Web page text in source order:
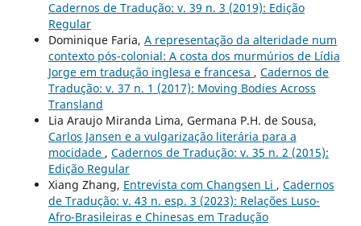
Cadernos de Tradução: v. 39 n. 3 (2019): Edição
Regular
Dominique Faria, A representação da alteridade num
contexto pós-colonial: A costa dos murmúrios de Lídia
Jorge em tradução inglesa e francesa , Cadernos de
Tradução: v. 37 n. 1 (2017): Moving Bodies Across
Transland
Lia Araujo Miranda Lima, Germana P.H. de Sousa,
Carlos Jansen e a vulgarização literária para a
mocidade , Cadernos de Tradução: v. 35 n. 2 (2015):
Edição Regular
Xiang Zhang, Entrevista com Changsen Li , Cadernos
de Tradução: v. 43 n. esp. 3 (2023): Relações Luso-
Afro-Brasileiras e Chinesas em Tradução